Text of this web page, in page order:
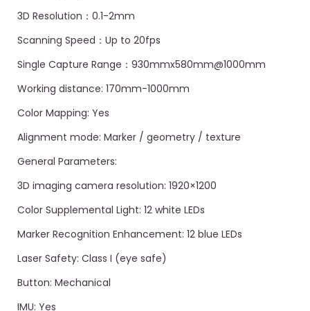
3D Resolution：0.1-2mm
Scanning Speed：Up to 20fps
Single Capture Range：930mmx580mm@1000mm
Working distance: 170mm-1000mm
Color Mapping: Yes
Alignment mode: Marker / geometry / texture
General Parameters:
3D imaging camera resolution: 1920×1200
Color Supplemental Light: 12 white LEDs
Marker Recognition Enhancement: 12 blue LEDs
Laser Safety: Class I (eye safe)
Button: Mechanical
IMU: Yes